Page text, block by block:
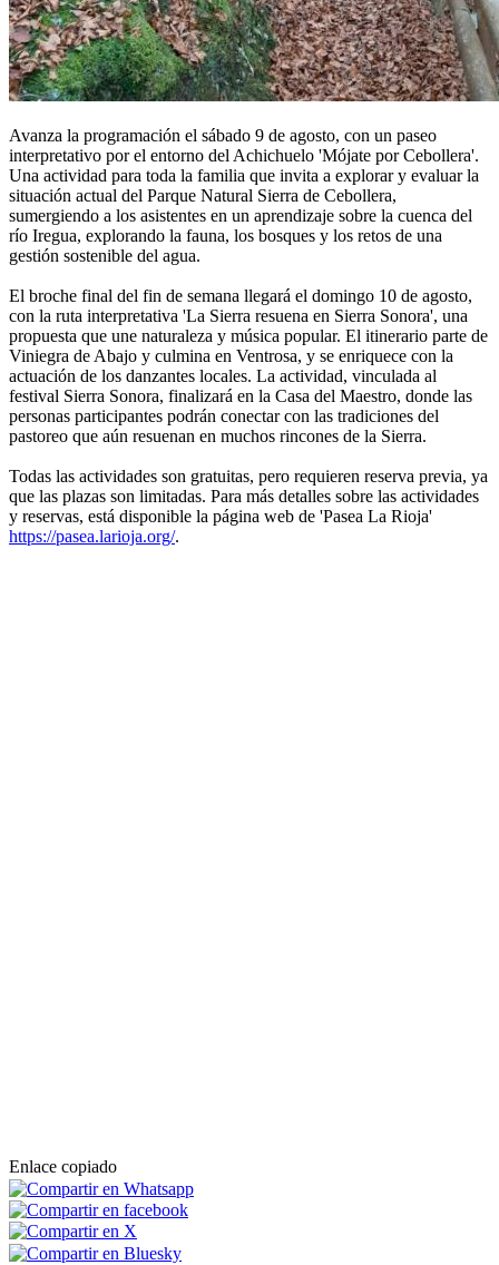
Avanza la programación el sábado 9 de agosto, con un paseo
interpretativo por el entorno del Achichuelo 'Mójate por Cebollera'.
Una actividad para toda la familia que invita a explorar y evaluar la
situación actual del Parque Natural Sierra de Cebollera,
sumergiendo a los asistentes en un aprendizaje sobre la cuenca del
río Iregua, explorando la fauna, los bosques y los retos de una
gestión sostenible del agua.
El broche final del fin de semana llegará el domingo 10 de agosto,
con la ruta interpretativa 'La Sierra resuena en Sierra Sonora', una
propuesta que une naturaleza y música popular. El itinerario parte de
Viniegra de Abajo y culmina en Ventrosa, y se enriquece con la
actuación de los danzantes locales. La actividad, vinculada al
festival Sierra Sonora, finalizará en la Casa del Maestro, donde las
personas participantes podrán conectar con las tradiciones del
pastoreo que aún resuenan en muchos rincones de la Sierra.
Todas las actividades son gratuitas, pero requieren reserva previa, ya
que las plazas son limitadas. Para más detalles sobre las actividades
y reservas, está disponible la página web de 'Pasea La Rioja'
https://pasea.larioja.org/.
Enlace copiado